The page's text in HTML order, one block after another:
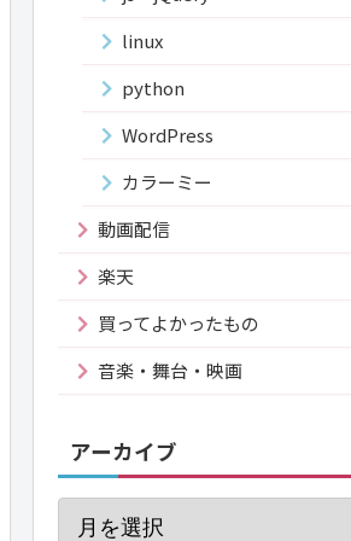
linux
python
WordPress
カラーミー
動画配信
楽天
買ってよかったもの
音楽・舞台・映画
アーカイブ